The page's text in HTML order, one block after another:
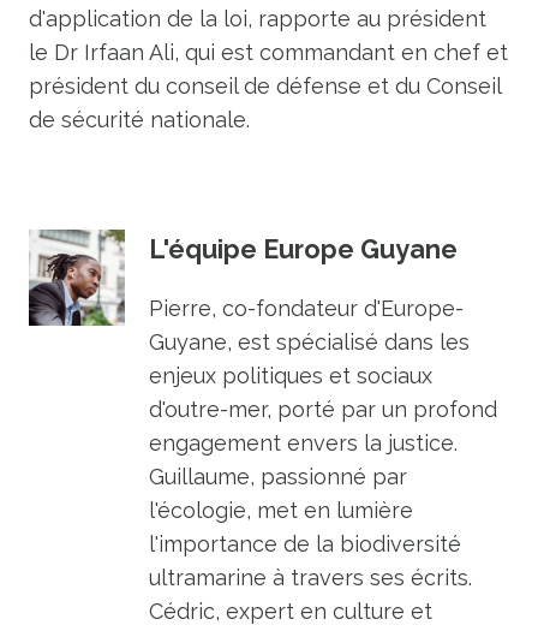
d'application de la loi, rapporte au président
le Dr Irfaan Ali, qui est commandant en chef et
président du conseil de défense et du Conseil
de sécurité nationale.
L'équipe Europe Guyane
Pierre, co-fondateur d'Europe-
Guyane, est spécialisé dans les
enjeux politiques et sociaux
d'outre-mer, porté par un profond
engagement envers la justice.
Guillaume, passionné par
l'écologie, met en lumière
l'importance de la biodiversité
ultramarine à travers ses écrits.
Cédric, expert en culture et